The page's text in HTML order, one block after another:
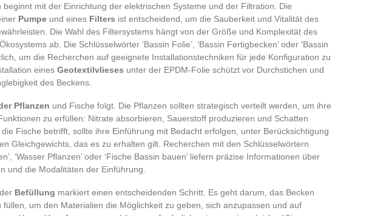
beginnt mit der Einrichtung der elektrischen Systeme und der Filtration. Die
Pumpe und eines Filters ist entscheidend, um die Sauberkeit und Vitalität des
Die Wahl des Filtersystems hängt von der Größe und Komplexität des
ab. Die Schlüsselwörter ‘Bassin Folie’, ‘Bassin Fertigbecken’ oder ‘Bassin
um die Recherchen auf geeignete Installationstechniken für jede Konfiguration zu
eines Geotextilvlieses unter der EPDM-Folie schützt vor Durchstichen und
des Beckens.
Pflanzen und Fische folgt. Die Pflanzen sollten strategisch verteilt werden, um ihre
zu erfüllen: Nitrate absorbieren, Sauerstoff produzieren und Schatten
Fische betrifft, sollte ihre Einführung mit Bedacht erfolgen, unter Berücksichtigung
Gleichgewichts, das es zu erhalten gilt. Recherchen mit den Schlüsselwörtern
‘Wasser Pflanzen’ oder ‘Fische Bassin bauen’ liefern präzise Informationen über
und die Modalitäten der Einführung.
Befüllung markiert einen entscheidenden Schritt. Es geht darum, das Becken
füllen, um den Materialien die Möglichkeit zu geben, sich anzupassen und auf